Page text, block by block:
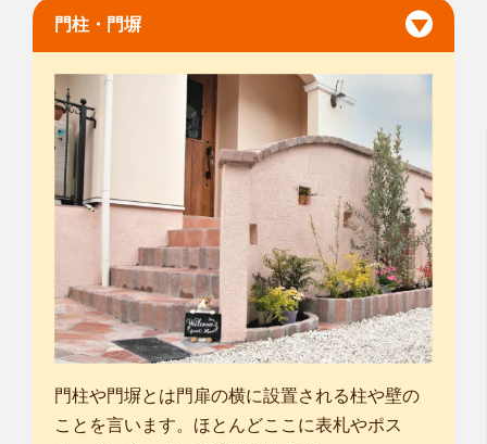
門柱・門塀
門柱や門塀とは門扉の横に設置される柱や壁の
ことを言います。ほとんどここに表札やポス